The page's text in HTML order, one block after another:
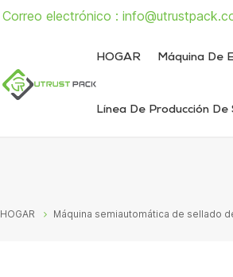
Correo electrónico :
HOGAR Máquina De
Línea De Producción
HOGAR Máquina semiautomática de sellado